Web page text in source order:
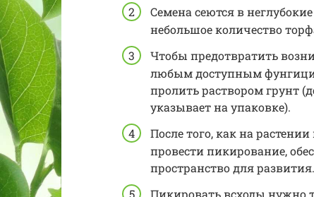
Семена сеются в
небольшое количество
Чтобы предотвратить
любым доступным
пролить раствором грунт
указывает на упаковке).
После того, как на
провести пикирование,
пространство для развития.
Пикировать всходы нужно